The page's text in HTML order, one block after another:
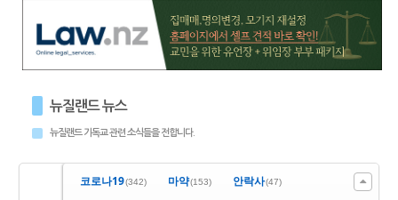
뉴질랜드 뉴스
뉴질랜드 기독교 관련 소식들을 전합니다.
코로나19(342) 마약(153) 안락사(47)